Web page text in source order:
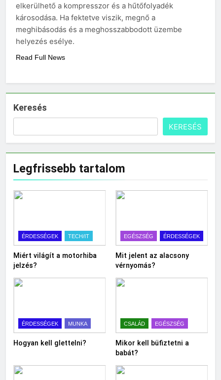
elkerülhető a kompresszor és a hűtőfolyadék
károsodása. Ha fektetve viszik, megnő a
meghibásodás és a meghosszabbodott üzembe
helyezés esélye.
Read Full News
Keresés
KERESÉS
Legfrissebb tartalom
ÉRDESSÉGEK TECH/IT
Miért világít a motorhiba
jelzés?
EGÉSZSÉG ÉRDESSÉGEK
Mit jelent az alacsony
vérnyomás?
ÉRDESSÉGEK MUNKA
Hogyan kell glettelni?
CSALÁD EGÉSZSÉG
Mikor kell büfiztetni a
babát?